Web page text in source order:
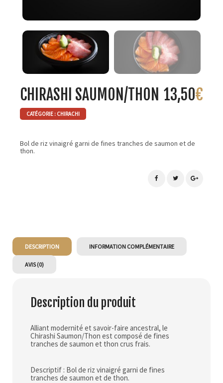
CHIRASHI SAUMON/THON 13,50€
CATÉGORIE : CHIRACHI
Bol de riz vinaigré garni de fines tranches de saumon et de
thon.
DESCRIPTION INFORMATION COMPLÉMENTAIRE
AVIS (0)
Description du produit
Alliant modernité et savoir-faire ancestral, le
Chirashi Saumon/Thon est composé de fines
tranches de saumon et thon crus frais.
Descriptif : Bol de riz vinaigré garni de fines
tranches de saumon et de thon.